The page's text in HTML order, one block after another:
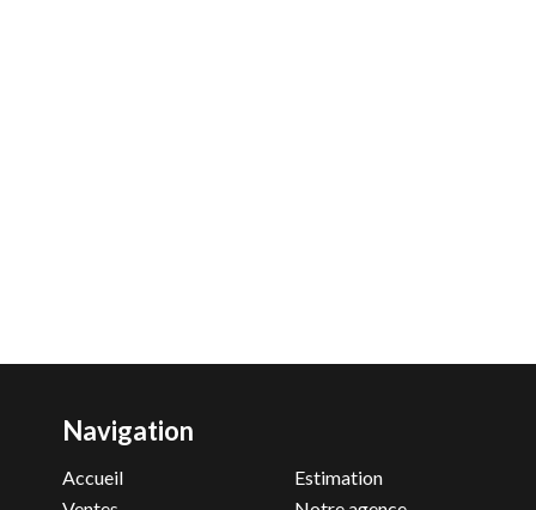
Navigation
Accueil
Estimation